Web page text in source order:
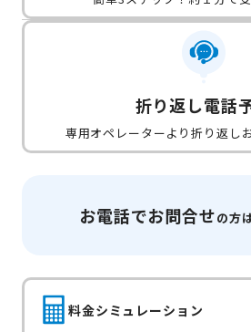
折り返し電話
専用オペレーターより折り返し
お電話でお問合せの方
料金シミュレーション